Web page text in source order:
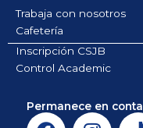
Trabaja con nosotros
Cafetería
Inscripción CSJB
Control Academic
Permanece en
F
I